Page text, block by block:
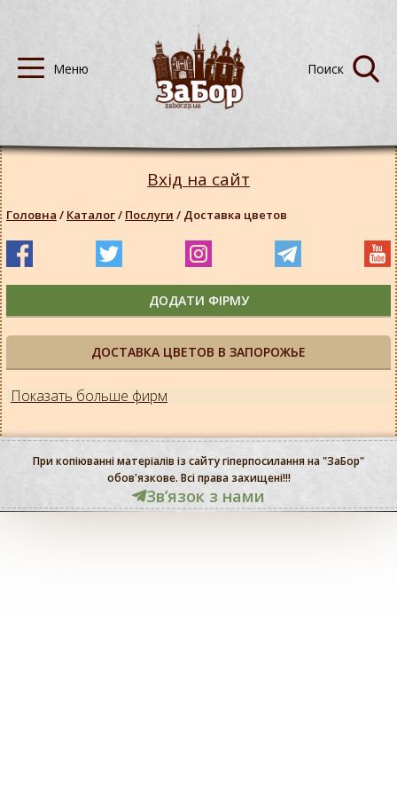
ДОСТАВКА ЦВЕТОВ В ЗАПОРОЖЬЕ
Показать больше фирм
Вхід на сайт
Головна / Каталог/ Послуги / Доставка цветов
ДОДАТИ ФІРМУ
При копіюванні матеріалів із сайту гіперпосилання на "ЗаБор"
обов'язкове. Всі права захищені!!!
Звʼязок з нами